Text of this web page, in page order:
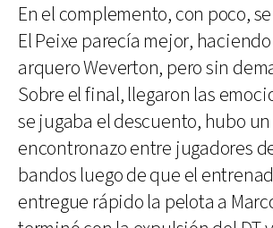
En el complemento, con poco,
El Peixe parecía mejor,
arquero Weverton, pero sin
Sobre el final, llegaron las
se jugaba el descuento, hubo
encontronazo entre jugadores
bandos luego de que el
entregue rápido la pelota a